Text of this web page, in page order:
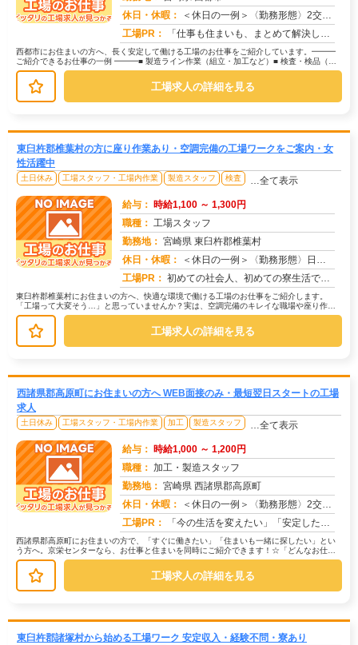
休日・休暇：
＜休日の一例＞〈勤務形態〉2交替〈休日〉土日★ＧＷ・夏季・冬季・年末年始休暇あり★有給休暇あり※配属先により休日・...
工場PR：
「仕事も住まいも、まとめて解決したい！」そんなあなたを応援します。株式会社京栄センターでは、全国の工場求人をご紹介...
西都市にお住まいの方へ、長く安定して働ける工場のお仕事をご紹介しています。━━━
ご紹介できるお仕事の一例 ━━━■ 製造ライン作業（組立・加工など）■ 検査・検品（目
視チェックなど）■ 軽作業...
工場求人の詳細を見る
東臼杵郡椎葉村の方に座り作業あり・空調完備の工場ワークをご案内・女
性活躍中
土日休み 工場スタッフ・工場内作業 製造スタッフ 検査 …全て表示
給与： 時給1,100 ～ 1,300円
職種： 工場スタッフ
勤務地： 宮崎県 東臼杵郡椎葉村
休日・休暇：
＜休日の一例＞〈勤務形態〉日勤〈休日〉土日★ＧＷ・夏季・冬季・年末年始休暇あり★有給休暇あり※配属先により休日・勤...
工場PR： 初めての社会人、初めての寮生活でも安心！☆家具付き寮で初期費用0円！テレビ、エアコン、冷蔵庫など生活に必要な家電が...
東臼杵郡椎葉村にお住まいの方へ、快適な環境で働ける工場のお仕事をご紹介します。
「工場って大変そう…」と思っていませんか？実は、空調完備のキレイな職場や座り作業
中心のお仕事もたくさんあります。【た...
工場求人の詳細を見る
西諸県郡高原町にお住まいの方へ WEB面接のみ・最短翌日スタートの工場
求人
土日休み 工場スタッフ・工場内作業 加工 製造スタッフ …全て表示
給与： 時給1,000 ～ 1,200円
職種： 加工・製造スタッフ
勤務地： 宮崎県 西諸県郡高原町
休日・休暇：
＜休日の一例＞〈勤務形態〉2交替〈休日〉土日★ＧＷ・夏季・冬季・年末年始休暇あり★有給休暇あり※配属先により休日・...
工場PR：
「今の生活を変えたい」「安定した収入がほしい」そんなあなたの想いに応えます。株式会社京栄センターは、工場・製造業に...
西諸県郡高原町にお住まいの方で、「すぐに働きたい」「住まいも一緒に探したい」とい
う方へ。京栄センターなら、お仕事と住まいを同時にご紹介できます！☆「どんなお仕事
があるの？」→ 製造・組立・検査・...
工場求人の詳細を見る
東臼杵郡諸塚村から始める工場ワーク 安定収入・経験不問・寮あり